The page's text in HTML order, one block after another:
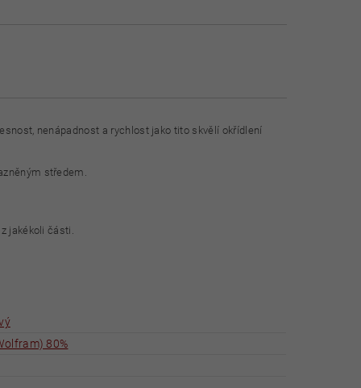
nenápadnost a rychlost jako tito skvělí okřídlení
středem.
jakékoli části.
80%